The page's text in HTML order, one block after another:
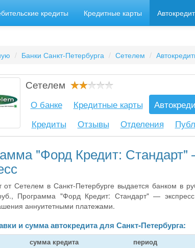
кредиты Кредитные карты
Банки Санкт-Петербурга Сетелем
Сетелем
О банке Кредитные карты
Кредиты
Отзывы Отделения
"Форд Кредит:
от Сетелем в Санкт-Петербурге выдается банком в
Программа "Форд Кредит: Стандарт" — экспресс
аннуитетными платежами.
и сумма автокредита для Санкт-Петербурга:
сумма кредита период